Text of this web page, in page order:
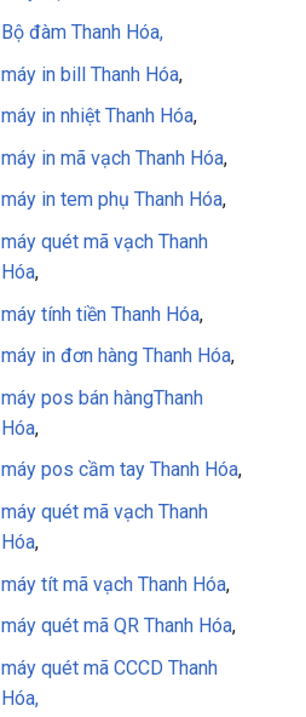
Bộ đàm Thanh Hóa,
máy in bill Thanh Hóa,
máy in nhiệt Thanh Hóa,
máy in mã vạch Thanh Hóa,
máy in tem phụ Thanh Hóa,
máy quét mã vạch Thanh
Hóa,
máy tính tiền Thanh Hóa,
máy in đơn hàng Thanh Hóa,
máy pos bán hàngThanh
Hóa,
máy pos cầm tay Thanh Hóa,
máy quét mã vạch Thanh
Hóa,
máy tít mã vạch Thanh Hóa,
máy quét mã QR Thanh Hóa,
máy quét mã CCCD Thanh
Hóa,